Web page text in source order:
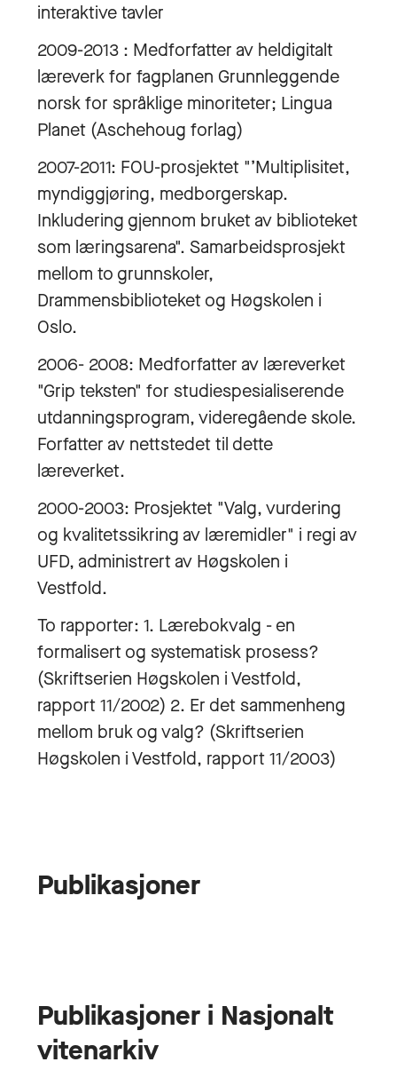
interaktive tavler
2009-2013 : Medforfatter av heldigitalt
læreverk for fagplanen Grunnleggende
norsk for språklige minoriteter; Lingua
Planet (Aschehoug forlag)
2007-2011: FOU-prosjektet "’Multiplisitet,
myndiggjøring, medborgerskap.
Inkludering gjennom bruket av biblioteket
som læringsarena". Samarbeidsprosjekt
mellom to grunnskoler,
Drammensbiblioteket og Høgskolen i
Oslo.
2006- 2008: Medforfatter av læreverket
"Grip teksten" for studiespesialiserende
utdanningsprogram, videregående skole.
Forfatter av nettstedet til dette
læreverket.
2000-2003: Prosjektet "Valg, vurdering
og kvalitetssikring av læremidler" i regi av
UFD, administrert av Høgskolen i
Vestfold.
To rapporter: 1. Lærebokvalg - en
formalisert og systematisk prosess?
(Skriftserien Høgskolen i Vestfold,
rapport 11/2002) 2. Er det sammenheng
mellom bruk og valg? (Skriftserien
Høgskolen i Vestfold, rapport 11/2003)
Publikasjoner
Publikasjoner i Nasjonalt
vitenarkiv